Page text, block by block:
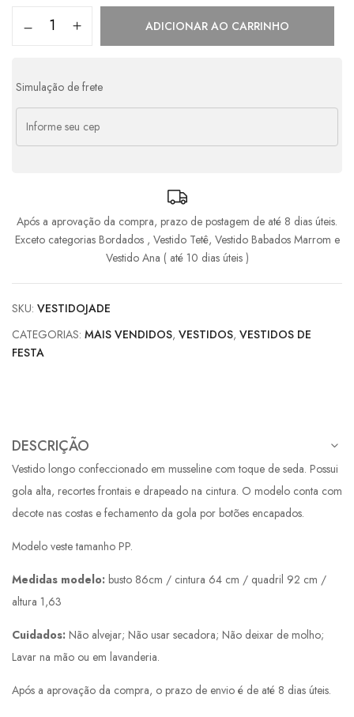
3x de
5x de R$190,79
6x de
ADICIONAR AO CARRINHO
Simulação de frete
Após a aprovação da compra, prazo de postagem de até 8 dias úteis.
Exceto categorias Bordados , Vestido Tetê, Vestido Babados Marrom e
Vestido Ana ( até 10 dias úteis )
SKU: VESTIDOJADE
CATEGORIAS: MAIS VENDIDOS, VESTIDOS, VESTIDOS DE
FESTA
DESCRIÇÃO
Vestido longo confeccionado em musseline com toque de seda. Possui
gola alta, recortes frontais e drapeado na cintura. O modelo conta com
decote nas costas e fechamento da gola por botões encapados.
Modelo veste tamanho PP.
Medidas modelo: busto 86cm / cintura 64 cm / quadril 92 cm /
altura 1,63
Cuidados: Não alvejar; Não usar secadora; Não deixar de molho;
Lavar na mão ou em lavanderia.
Após a aprovação da compra, o prazo de envio é de até 8 dias úteis.